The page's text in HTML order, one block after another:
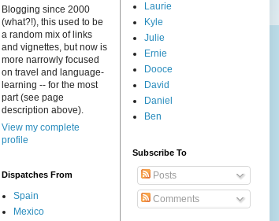
Blogging since 2000
(what?!), this used to be
a random mix of links
and vignettes, but now is
more narrowly focused
on travel and language-
learning -- for the most
part (see page
description above).
View my complete
profile
Dispatches From
Spain
Mexico
Laurie
Kyle
Julie
Ernie
Dooce
David
Daniel
Ben
Subscribe To
Posts
Comments